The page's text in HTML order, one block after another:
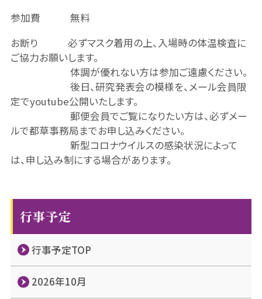
行事予定
行事予定TOP
2026年10月
参加費 無料
お断り 必ずマスク着用の上、入場時の体温検査に
ご協力お願いします。
体調が優れない方は参加ご遠慮ください。
後日、研究発表会の模様を、メール会員限
定でyoutube公開いたします。
郵便会員でご覧になりたい方は、必ずメー
ルで都草事務局までお申し込みください。
新型コロナウイルスの感染状況によって
は、申し込み制にする場合があります。